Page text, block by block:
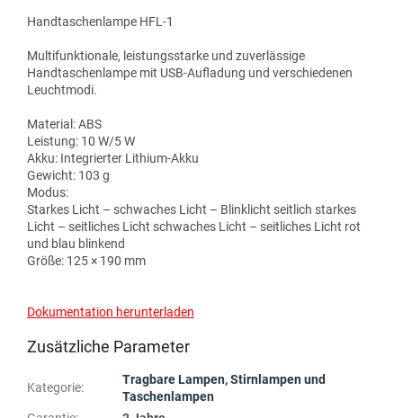
Handtaschenlampe HFL-1
Multifunktionale, leistungsstarke und zuverlässige
Handtaschenlampe mit USB-Aufladung und verschiedenen
Leuchtmodi.
Material: ABS
Leistung: 10 W/5 W
Akku: Integrierter Lithium-Akku
Gewicht: 103 g
Modus:
Starkes Licht – schwaches Licht – Blinklicht seitlich starkes
Licht – seitliches Licht schwaches Licht – seitliches Licht rot
und blau blinkend
Größe: 125 × 190 mm
Dokumentation herunterladen
Zusätzliche Parameter
Kategorie:
Tragbare Lampen, Stirnlampen und
Taschenlampen